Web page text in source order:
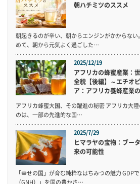
朝ハチミツのススメ
朝起きるのが辛い、朝からエンジンがかからな
めて、朝から元気よく過ごした…
2025/12/19
アフリカの蜂蜜産業：
全貌【後編】～エチオ
ア：アフリカ養蜂産業
アフリカ蜂蜜大国、その躍進の秘密 アフリカ大
のは、一部の先進的な国…
2025/7/29
ヒマラヤの宝物：ブー
来の可能性
「幸せの国」が育む純粋なはちみつの魅力 GDP
（GNH）」を国の豊かさ…